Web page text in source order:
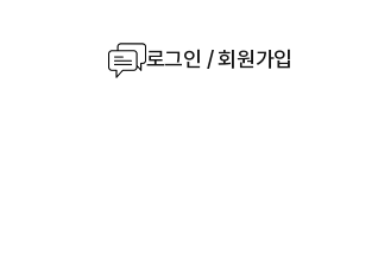
로그인 / 회원가입